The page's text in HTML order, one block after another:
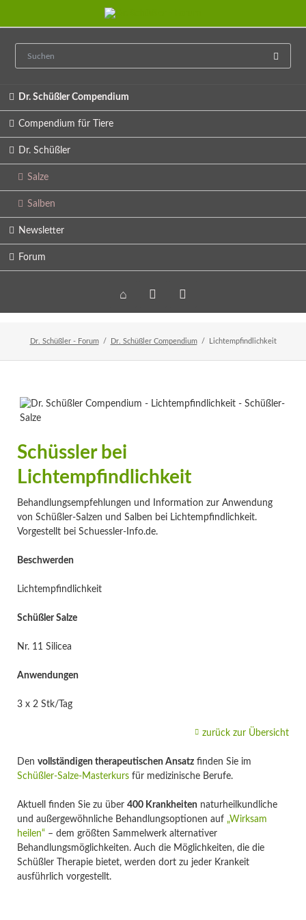
Dr. Schüßler Compendium
Compendium für Tiere
Dr. Schüßler
Salze
Salben
Newsletter
Forum
Home Veranstaltungen
Newsletter
Dr. Schüßler - Forum Dr. Schüßler Compendium Lichtempfindlichkeit
Schüssler bei
Lichtempfindlichkeit
Behandlungsempfehlungen und Information zur Anwendung
von Schüßler-Salzen und Salben bei Lichtempfindlichkeit.
Vorgestellt bei Schuessler-Info.de.
Beschwerden
Lichtempfindlichkeit
Schüßler Salze
Nr. 11 Silicea
Anwendungen
3 x 2 Stk/Tag
zurück zur Übersicht
Den vollständigen therapeutischen Ansatzfinden Sie im
Schüßler-Salze-Masterkursfür medizinische Berufe.
Aktuell finden Sie zu über 400 Krankheiten naturheilkundliche
und außergewöhnliche Behandlungsoptionen auf „Wirksam
heilen“– dem größten Sammelwerk alternativer
Behandlungsmöglichkeiten. Auch die Möglichkeiten, die die
Schüßler Therapie bietet, werden dort zu jeder Krankeit
ausführlich vorgestellt.